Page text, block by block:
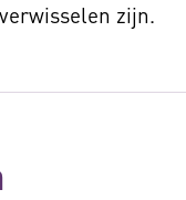
zijn.